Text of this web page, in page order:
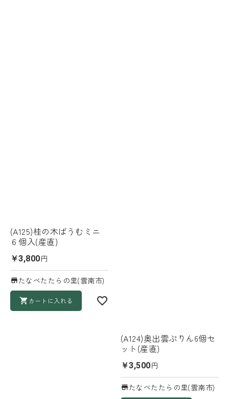
(A125)桂の木ばうむミニ
６個入(産直)
￥3,800円
たなべたたらの里(雲南市)
カートに入れる
(A124)奥出雲ぷりん6個セ
ット(産直)
￥3,500円
たなべたたらの里(雲南市)